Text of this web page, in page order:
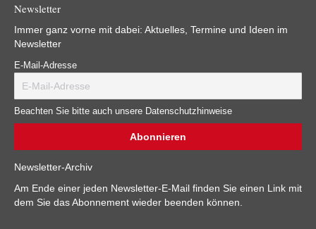
Newsletter
Immer ganz vorne mit dabei: Aktuelles, Termine und Ideen im
Newsletter
E-Mail-Adresse
Beachten Sie bitte auch unsere Datenschutzhinweise
Newsletter-Archiv
Am Ende einer jeden Newsletter-E-Mail finden Sie einen Link mit
dem Sie das Abonnement wieder beenden können.